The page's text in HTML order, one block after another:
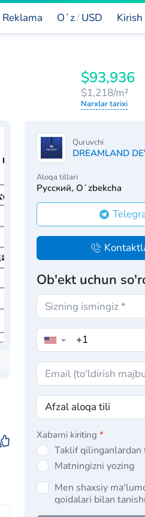
Reklama Oʻz USD Kirish
$93,936
$1,218/m²
Narxlar tarixi
Quruvchi
DREAMLAND
Aloqa tillari
Русский, Oʻzbekcha
Ob'ekt uchun
▼
Xabarni kiriting *
Taklif qilinganlardan
Matningizni yozing
Men shaxsiy
qoidalari bilan